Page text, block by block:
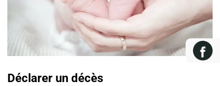
Déclarer un décès